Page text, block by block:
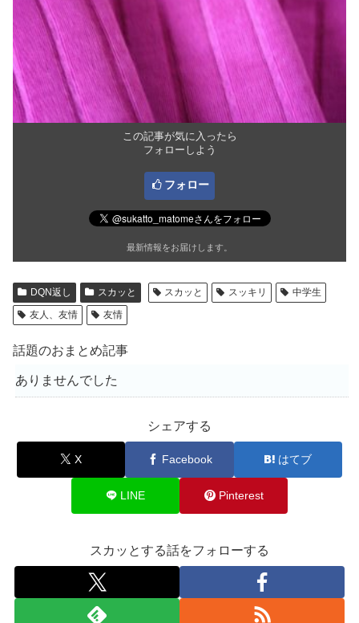
この記事が気に入ったら
フォローしよう
フォロー
最新情報をお届けします。
DQN返し スカッと スカッと スッキリ
中学生
友人、友情
友情
話題のおまとめ記事
ありませんでした
シェアする
X Facebook はてブ
LINE Pinterest
スカッとする話をフォローする